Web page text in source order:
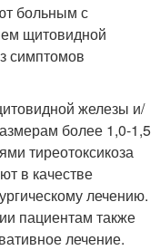
больным с
щитовидной
симптомов
железы и/
более 1,0-1,5
тиреотоксикоза
в качестве
лечению.
пациентам также
лечение.